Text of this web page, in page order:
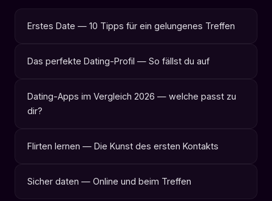
Erstes Date — 10 Tipps für ein gelungenes Treffen
Das perfekte Dating-Profil — So fällst du auf
Dating-Apps im Vergleich 2026 — welche passt zu
dir?
Flirten lernen — Die Kunst des ersten Kontakts
Sicher daten — Online und beim Treffen